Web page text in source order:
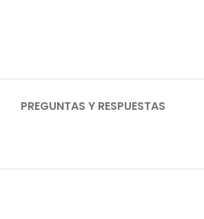
PREGUNTAS Y RESPUESTAS